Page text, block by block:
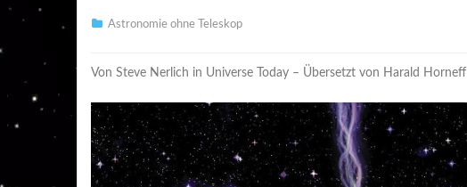
Astronomie ohne Teleskop
Von Steve Nerlich in Universe Today – Übersetzt von Harald Horneff